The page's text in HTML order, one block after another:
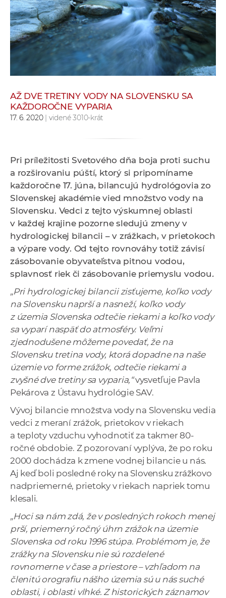
e
v
p
a
c
v
a
c
h
a
p
a
c
v
í
o
S
V
AŽ DVE TRETINY VODY NA SLOVENSKU SA
KAŽDOROČNE VYPARIA
17. 6. 2020| videné 3010-krát
Pri príležitosti Svetového dňa boja proti suchu
a rozširovaniu púští, ktorý si pripomíname
každoročne 17. júna, bilancujú hydrológovia zo
Slovenskej akadémie vied množstvo vody na
Slovensku. Vedci z tejto výskumnej oblasti
v každej krajine pozorne sledujú zmeny v
hydrologickej bilancii – v zrážkach, v prietokoch
a výpare vody. Od tejto rovnováhy totiž závisí
zásobovanie obyvateľstva pitnou vodou,
splavnosť riek či zásobovanie priemyslu vodou.
„Pri hydrologickej bilancii zisťujeme, koľko vody
na Slovensku naprší a nasneží, koľko vody
z územia Slovenska odtečie riekami a koľko vody
sa vyparí naspäť do atmosféry. Veľmi
zjednodušene môžeme povedať, že na
Slovensku tretina vody, ktorá dopadne na naše
územie vo forme zrážok, odtečie riekami a
zvyšné dve tretiny sa vyparia,“vysvetľuje Pavla
Pekárova z Ústavu hydrológie SAV.
Vývoj bilancie množstva vody na Slovensku vedia
vedci z meraní zrážok, prietokov v riekach
a teploty vzduchu vyhodnotiť za takmer 80-
ročné obdobie. Z pozorovaní vyplýva, že po roku
2000 dochádza k zmene vodnej bilancie u nás.
Aj keď boli posledné roky na Slovensku zrážkovo
nadpriemerné, prietoky v riekach napriek tomu
klesali.
„Hoci sa nám zdá, že v posledných rokoch menej
prší, priemerný ročný úhrn zrážok na územie
Slovenska od roku 1996 stúpa. Problémom je, že
zrážky na Slovensku nie sú rozdelené
rovnomerne v čase a priestore – vzhľadom na
členitú orografiu nášho územia sú u nás suché
oblasti, i oblasti vlhké. Z historických záznamov